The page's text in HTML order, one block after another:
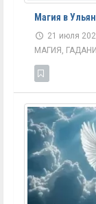
Магия в
21 июля
МАГИЯ,